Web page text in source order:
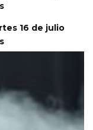
16 de julio